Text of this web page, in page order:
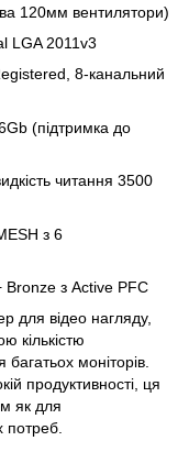
120мм вентилятори)
LGA 2011v3
8-канальний
(підтримка до
читання 3500
з 6
з Active PFC
для відео нагляду,
кількістю
багатьох моніторів.
продуктивності, ця
як для
потреб.